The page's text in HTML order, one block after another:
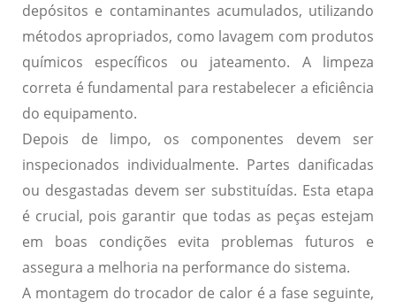
depósitos e contaminantes acumulados, utilizando
métodos apropriados, como lavagem com produtos
químicos específicos ou jateamento. A limpeza
correta é fundamental para restabelecer a eficiência
do equipamento.
Depois de limpo, os componentes devem ser
inspecionados individualmente. Partes danificadas
ou desgastadas devem ser substituídas. Esta etapa
é crucial, pois garantir que todas as peças estejam
em boas condições evita problemas futuros e
assegura a melhoria na performance do sistema.
A montagem do trocador de calor é a fase seguinte,